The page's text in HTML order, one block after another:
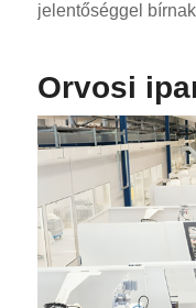
jelentőséggel
Orvosi